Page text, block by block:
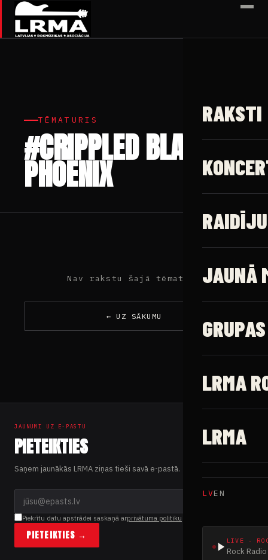
✕
RAKSTI
JAUNĀ
GRUPAS
LRMA
LRMA
LVEN
LIVE ·
Rock
TĒMATURIS
#CRIPPLED BLACK
PHOENIX
Nav rakstu šajā tēmaturī
← UZ SĀKUMU
JAUNUMI UZ E-PASTU
PIETEIKTIES
Saņem jaunākās LRMA ziņas tieši savā e-pastā.
Piekrītu datu apstrādei saskaņā arprivātuma politiku
PIETEIKTIES →